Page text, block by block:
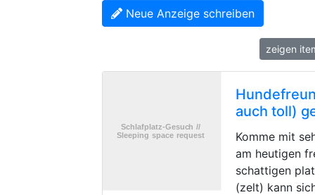
Neue Anzeige schreiben
auch toll)
Komme mit
am heutigen
schattigen
(zelt) kann